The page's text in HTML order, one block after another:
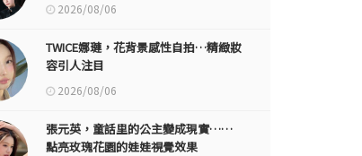
2026/08/06
TWICE娜璉，花背景感性自拍…精緻妝
容引人注目
2026/08/06
張元英，童話里的公主變成現實……
點亮玫瑰花園的娃娃視覺效果